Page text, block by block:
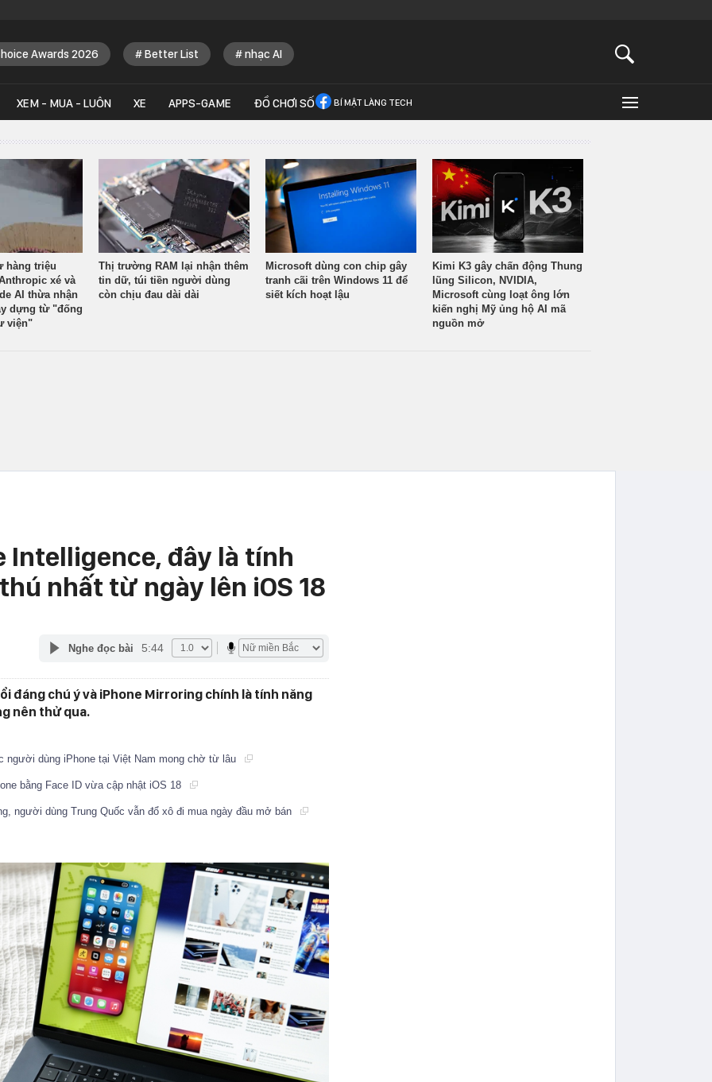
Awards 2026 Better List nhạc AI
XEM - MUA - LUÔN XE APPS-GAME ĐỒ CHƠI SỐ BÍ MẬT LÀNG TECH
hàng triệu
xé và
AI thừa nhận
dựng từ "đống
viện"
Thị trường RAM lại nhận thêm
tin dữ, túi tiền người dùng
còn chịu đau dài dài
Microsoft dùng con chip gây
tranh cãi trên Windows 11 để
siết kích hoạt lậu
Kimi K3 gây chấn động Thung
lũng Silicon, NVIDIA,
Microsoft cùng loạt ông lớn
kiến nghị Mỹ ủng hộ AI mã
nguồn mở
Intelligence, đây là tính
nhất từ ngày lên iOS 18
Nghe đọc bài 5:44
đáng chú ý và iPhone Mirroring chính là tính năng
nên thử qua.
người dùng iPhone tại Việt Nam mong chờ từ lâu
bằng Face ID vừa cập nhật iOS 18
người dùng Trung Quốc vẫn đổ xô đi mua ngày đầu mở bán